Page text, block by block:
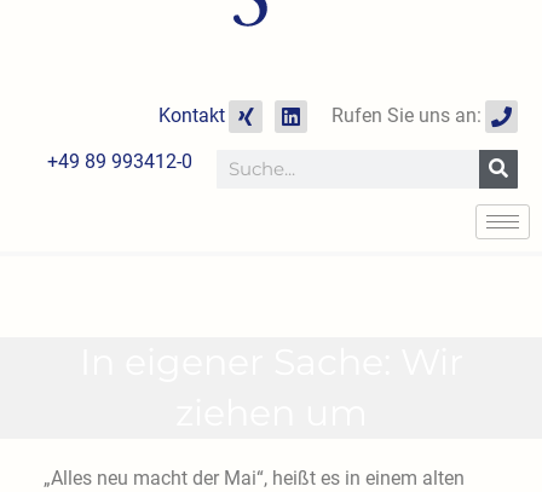
Kontakt
X
i
g
L
i
k
Rufen Sie uns an:
P
h
o
n
e
+49 89 993412-0 Suche
„Alles neu macht der Mai“, heißt es in einem alten